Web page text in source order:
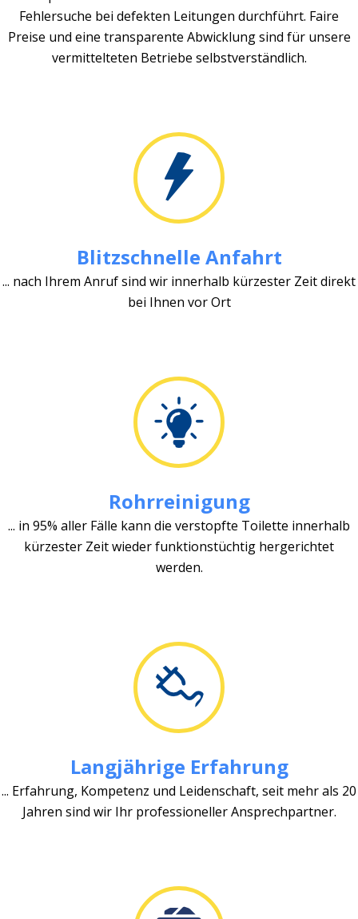
Fehlersuche bei defekten Leitungen durchführt. Faire
Preise und eine transparente Abwicklung sind für unsere
vermittelteten Betriebe selbstverständlich.
Blitzschnelle Anfahrt
... nach Ihrem Anruf sind wir innerhalb kürzester Zeit direkt
bei Ihnen vor Ort
Rohrreinigung
... in 95% aller Fälle kann die verstopfte Toilette innerhalb
kürzester Zeit wieder funktionstüchtig hergerichtet
werden.
Langjährige Erfahrung
... Erfahrung, Kompetenz und Leidenschaft, seit mehr als 20
Jahren sind wir Ihr professioneller Ansprechpartner.